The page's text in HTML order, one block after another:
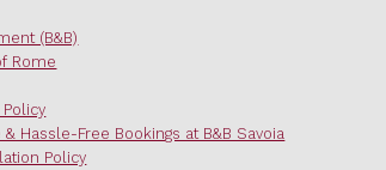
(B&B)
Rome
Hassle-Free Bookings at B&B Savoia
Policy